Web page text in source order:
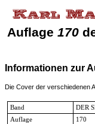
Auflage 170
Informationen zur
Die Cover der verschiedenen
Band
DER
Auflage
170